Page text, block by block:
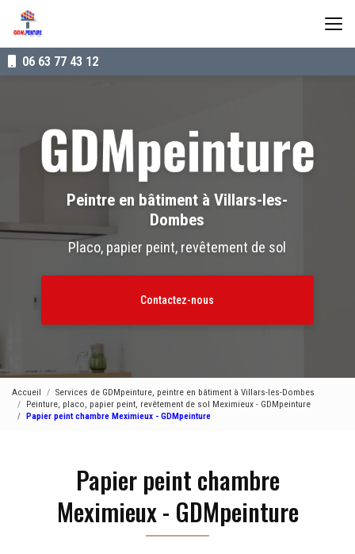
contenu
principal
06 63 77 43 12
Peintre en bâtiment à Villars-les-
Dombes
Placo, papier peint, revêtement de sol
Contactez-nous
Accueil
Services de GDMpeinture, peintre en bâtiment à Villars-les-Dombes
Peinture, placo, papier peint, revêtement de sol Meximieux - GDMpeinture
Papier peint chambre Meximieux - GDMpeinture
Papier peint chambre
Meximieux - GDMpeinture